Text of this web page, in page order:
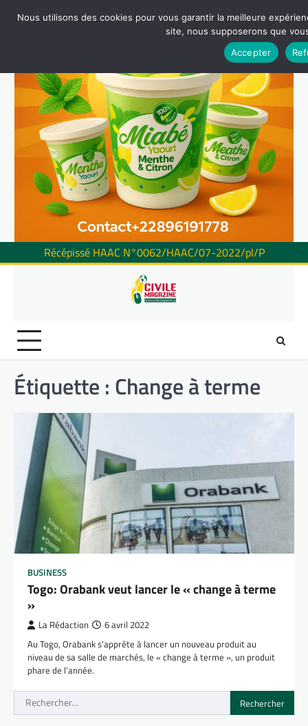
Récépissé HAAC N°0062/HAAC/07-2022/pl/P
Étiquette : Change à terme
BUSINESS
Togo: Orabank veut lancer le « change à terme
»
La Rédaction 6 avril 2022
Au Togo, Orabank s’apprête à lancer un nouveau produit au
niveau de sa salle de marchés, le « change à terme », un produit
phare de l’année.
Rechercher :
Nous utilisons des cookies pour vous garantir la meilleure
site, nous supposerons que
Accepter